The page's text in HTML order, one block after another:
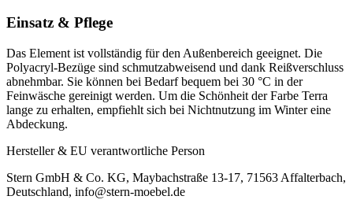
Einsatz & Pflege
Das Element ist vollständig für den Außenbereich geeignet. Die
Polyacryl-Bezüge sind schmutzabweisend und dank Reißverschluss
abnehmbar. Sie können bei Bedarf bequem bei 30 °C in der
Feinwäsche gereinigt werden. Um die Schönheit der Farbe Terra
lange zu erhalten, empfiehlt sich bei Nichtnutzung im Winter eine
Abdeckung.
Hersteller & EU verantwortliche Person
Stern GmbH & Co. KG, Maybachstraße 13-17, 71563 Affalterbach,
Deutschland, info@stern-moebel.de